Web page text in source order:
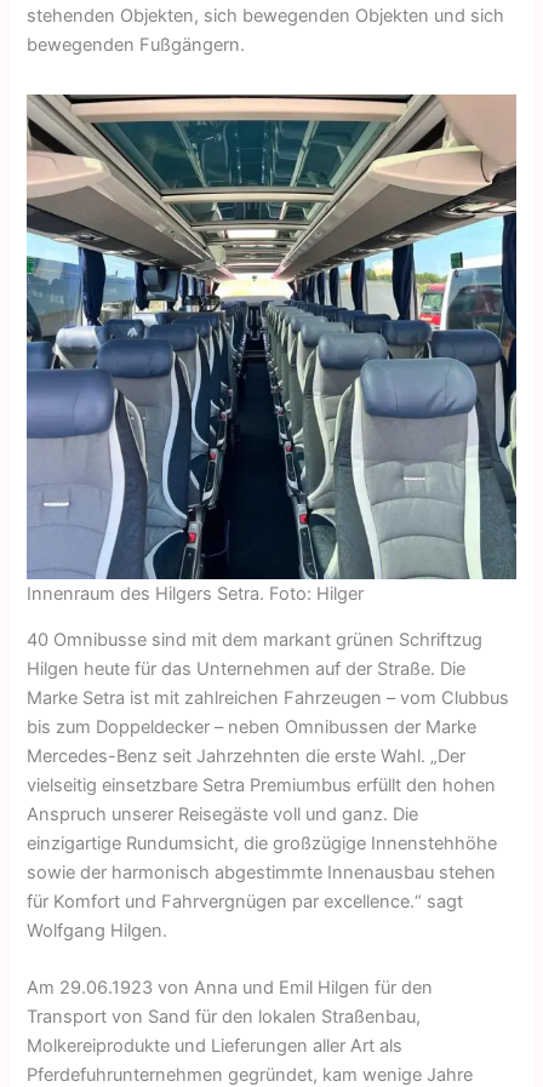
stehenden Objekten, sich bewegenden Objekten und sich
bewegenden Fußgängern.
Innenraum des Hilgers Setra. Foto: Hilger
40 Omnibusse sind mit dem markant grünen Schriftzug
Hilgen heute für das Unternehmen auf der Straße. Die
Marke Setra ist mit zahlreichen Fahrzeugen – vom Clubbus
bis zum Doppeldecker – neben Omnibussen der Marke
Mercedes-Benz seit Jahrzehnten die erste Wahl. „Der
vielseitig einsetzbare Setra Premiumbus erfüllt den hohen
Anspruch unserer Reisegäste voll und ganz. Die
einzigartige Rundumsicht, die großzügige Innenstehhöhe
sowie der harmonisch abgestimmte Innenausbau stehen
für Komfort und Fahrvergnügen par excellence.“ sagt
Wolfgang Hilgen.
Am 29.06.1923 von Anna und Emil Hilgen für den
Transport von Sand für den lokalen Straßenbau,
Molkereiprodukte und Lieferungen aller Art als
Pferdefuhrunternehmen gegründet, kam wenige Jahre